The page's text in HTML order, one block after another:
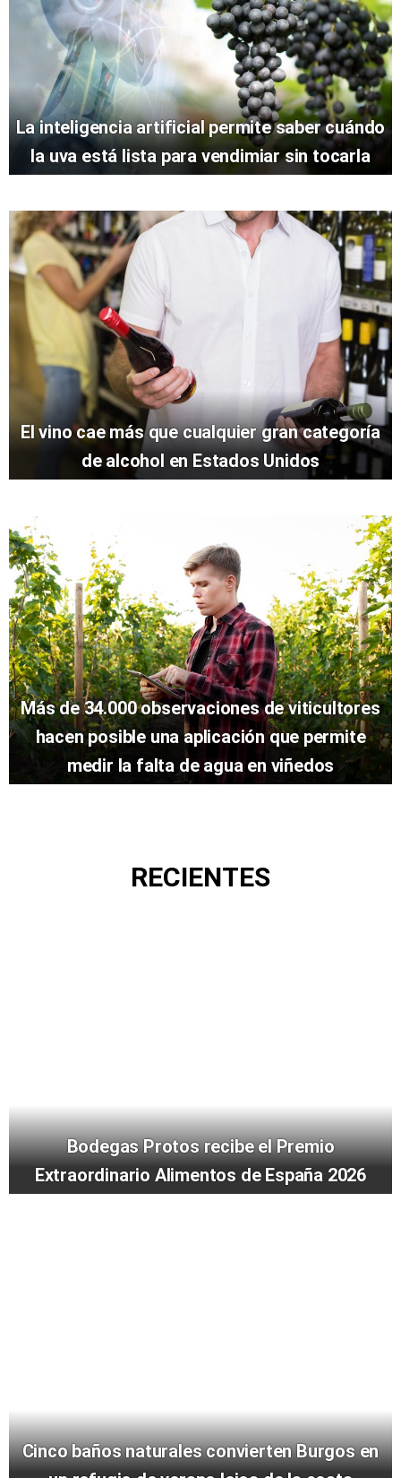
La inteligencia artificial permite saber cuándo
la uva está lista para vendimiar sin tocarla
El vino cae más que cualquier gran categoría
de alcohol en Estados Unidos
Más de 34.000 observaciones de viticultores
hacen posible una aplicación que permite
medir la falta de agua en viñedos
RECIENTES
Bodegas Protos recibe el Premio
Extraordinario Alimentos de España 2026
Cinco baños naturales convierten Burgos en